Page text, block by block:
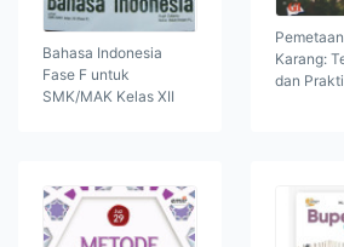
Bahasa Indonesia
Fase F untuk
SMK/MAK Kelas XII
Karang:
dan